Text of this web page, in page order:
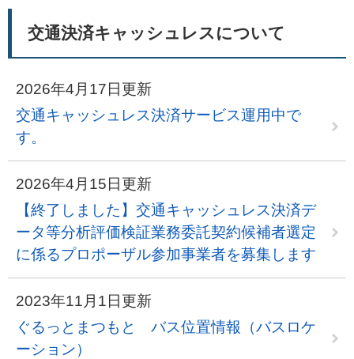
交通決済キャッシュレスについて
2026年4月17日更新
交通キャッシュレス決済サービス運用中で
す。
2026年4月15日更新
【終了しました】交通キャッシュレス決済デ
ータ等分析評価検証業務委託契約候補者選定
に係るプロポーザル参加事業者を募集します
2023年11月1日更新
ぐるっとまつもと バス位置情報（バスロケ
ーション）